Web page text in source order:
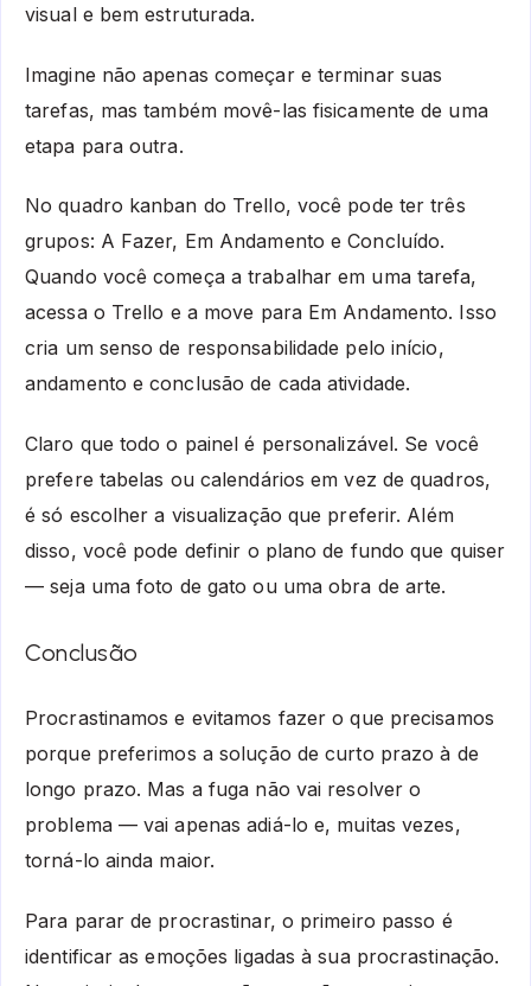
visual e bem estruturada.
Imagine não apenas começar e terminar suas
tarefas, mas também movê-las fisicamente de uma
etapa para outra.
No quadro kanban do Trello, você pode ter três
grupos: A Fazer, Em Andamento e Concluído.
Quando você começa a trabalhar em uma tarefa,
acessa o Trello e a move para Em Andamento. Isso
cria um senso de responsabilidade pelo início,
andamento e conclusão de cada atividade.
Claro que todo o painel é personalizável. Se você
prefere tabelas ou calendários em vez de quadros,
é só escolher a visualização que preferir. Além
disso, você pode definir o plano de fundo que quiser
— seja uma foto de gato ou uma obra de arte.
Conclusão
Procrastinamos e evitamos fazer o que precisamos
porque preferimos a solução de curto prazo à de
longo prazo. Mas a fuga não vai resolver o
problema — vai apenas adiá-lo e, muitas vezes,
torná-lo ainda maior.
Para parar de procrastinar, o primeiro passo é
identificar as emoções ligadas à sua procrastinação.